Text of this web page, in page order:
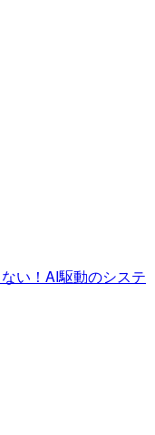
い！AI駆動のシステ